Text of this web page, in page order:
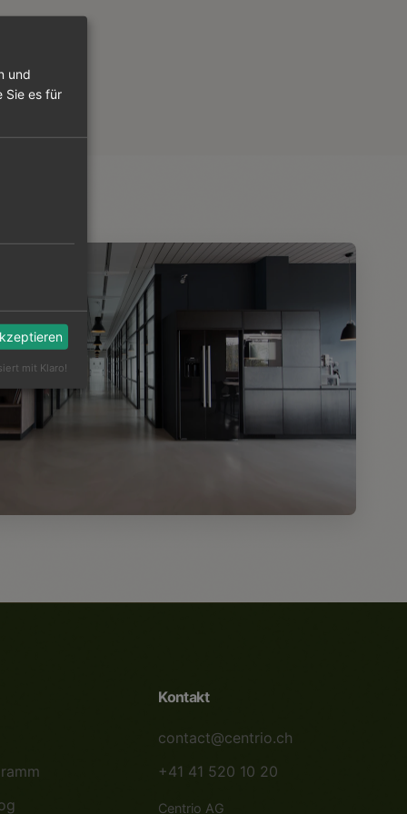
Kontakt
contact@centrio.ch
+41 41 520 10 20
Centrio AG
und
Sie es für
mit Klaro!